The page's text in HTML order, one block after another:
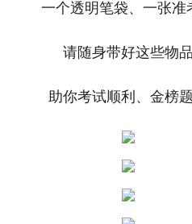
一个透明笔袋、一张准
请随身带好这些物品
助你考试顺利、金榜